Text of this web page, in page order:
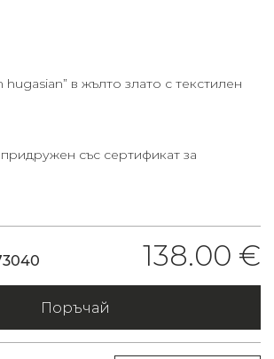
hugasian” в жълто злато с текстилен
със сертификат за
138.00 €
Поръчай